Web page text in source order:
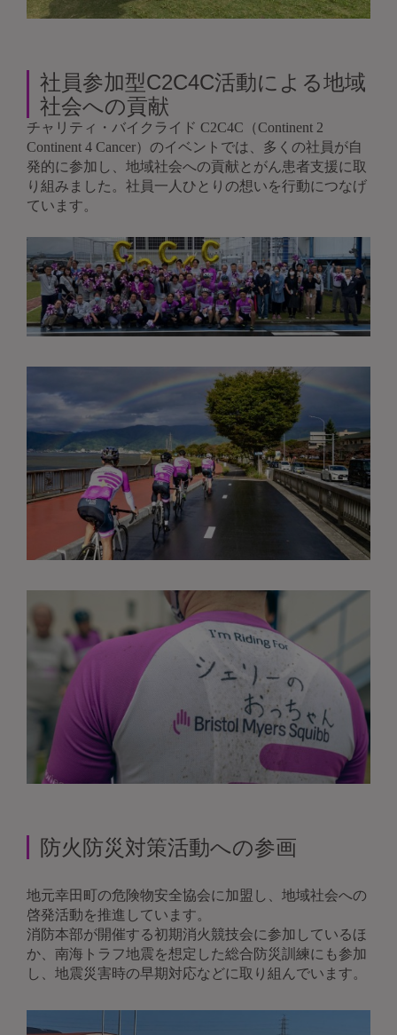
社員参加型C2C4C活動による地域
社会への貢献
チャリティ・バイクライド C2C4C（Continent 2
Continent 4 Cancer）のイベントでは、多くの社員が自
発的に参加し、地域社会への貢献とがん患者支援に取
り組みました。社員一人ひとりの想いを行動につなげ
ています。
防火防災対策活動への参画
地元幸田町の危険物安全協会に加盟し、地域社会への
啓発活動を推進しています。
消防本部が開催する初期消火競技会に参加しているほ
か、南海トラフ地震を想定した総合防災訓練にも参加
し、地震災害時の早期対応などに取り組んでいます。